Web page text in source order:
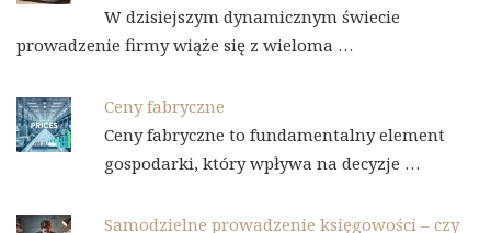
W dzisiejszym dynamicznym świecie
prowadzenie firmy wiąże się z wieloma …
Ceny fabryczne
Ceny fabryczne to fundamentalny element
gospodarki, który wpływa na decyzje …
Samodzielne prowadzenie księgowości – czy